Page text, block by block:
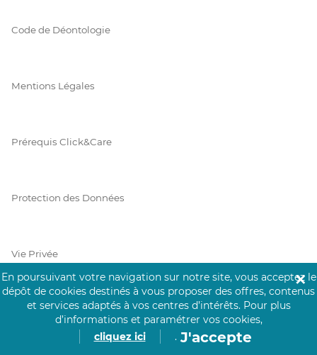
Code de Déontologie
Mentions Légales
Prérequis Click&Care
Protection des Données
Vie Privée
PAIEMENT SÉCURISÉ
La collecte de vos informations de carte bancaire est cryptée
En poursuivant votre navigation sur notre site, vous acceptez le
dépôt de cookies destinés à vous proposer des offres, contenus
et services adaptés à vos centres d’intérêts. Pour plus
d’informations et paramétrer vos cookies,
cliquez ici
. J'accepte
✕